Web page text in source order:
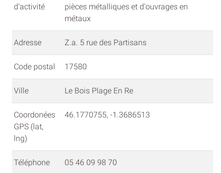
d'activité
pièces métalliques et d'ouvrages en
métaux
Adresse Z.a. 5 rue des Partisans
Code postal 17580
Ville Le Bois Plage En Re
Coordonées
GPS (lat,
lng)
46.1770755, -1.3686513
Téléphone 05 46 09 98 70